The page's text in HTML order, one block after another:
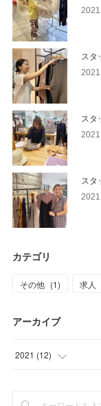
ス
ス
ス
カテゴリ
その他 (1) 求人
アーカイブ
2021 (12)